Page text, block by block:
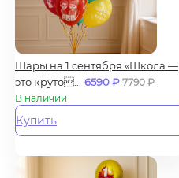
Шары на 1 сентября «Школа —
это круто...
6590₽ 7790₽
В наличии
Купить